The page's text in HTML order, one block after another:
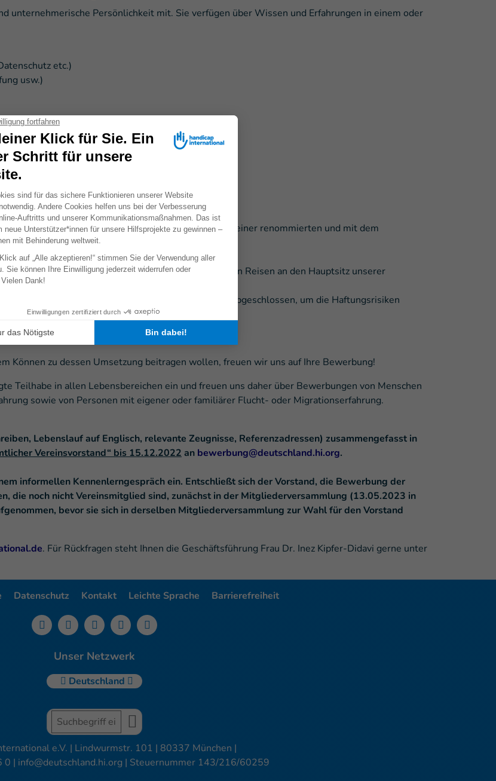
unternehmerische Persönlichkeit mit. Sie verfügen über Wissen und Erfahrungen in einem oder
etc.)
usw.)
Wohl des Vereins einsetzen möchten.
anbieten:
im engagierten Vorstand des deutschen Zweigs einer renommierten und mit dem
Hilfsorganisation
um Projekte vor Ort kennenzulernen, sowie von Reisen an den Hauptsitz unserer
Vereinsvorstände eine D&O-Versicherung abgeschlossen, um die Haftungsrisiken
Können zu dessen Umsetzung beitragen wollen, freuen wir uns auf Ihre Bewerbung!
Teilhabe in allen Lebensbereichen ein und freuen uns daher über Bewerbungen von Menschen
sowie von Personen mit eigener oder familiärer Flucht- oder Migrationserfahrung.
Lebenslauf auf Englisch, relevante Zeugnisse, Referenzadressen) zusammengefasst in
Vereinsvorstand“ bis 15.12.2022 an bewerbung@deutschland.hi.org.
informellen Kennenlerngespräch ein. Entschließt sich der Vorstand, die Bewerbung der
die noch nicht Vereinsmitglied sind, zunächst in der Mitgliederversammlung (13.05.2023 in
bevor sie sich in derselben Mitgliederversammlung zur Wahl für den Vorstand
. Für Rückfragen steht Ihnen die Geschäftsführung Frau Dr. Inez Kipfer-Didavi gerne unter
Datenschutz Kontakt Leichte Sprache Barrierefreiheit
Unser Netzwerk
Deutschland
e.V. | Lindwurmstr. 101 | 80337 München |
0 | info@deutschland.hi.org | Steuernummer 143/216/60259